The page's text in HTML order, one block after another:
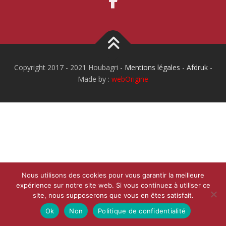
Copyright 2017 - 2021 Houbagri - Mentions légales - Afdruk-
Made by : webOrigine
Nous utilisons des cookies pour vous garantir la meilleure
expérience sur notre site web. Si vous continuez à utiliser ce
site, nous supposerons que vous en êtes satisfait.
Ok
Non Politique de confidentialité